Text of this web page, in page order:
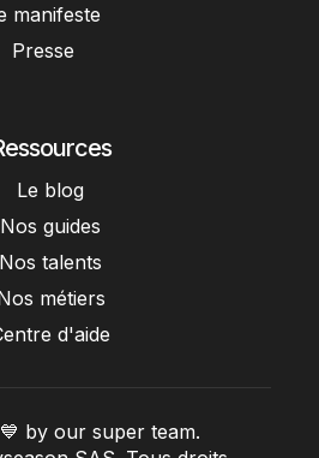
manifeste
Presse
Le blog
Nos guides
Nos talents
métiers
d'aide
by our super team.